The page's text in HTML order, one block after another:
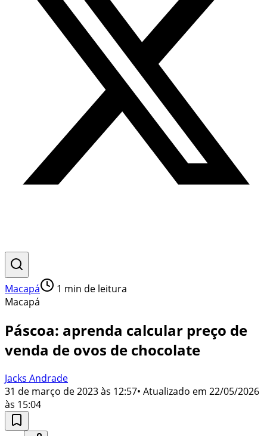
Macapá 1 min de leitura
Macapá
Páscoa: aprenda calcular preço de
venda de ovos de chocolate
Jacks Andrade
31 de março de 2023 às 12:57• Atualizado em 22/05/2026
às 15:04